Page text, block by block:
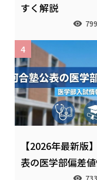
すく解説
【2026年最新版
表の医学部偏差
4